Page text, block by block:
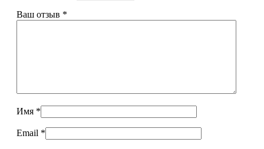
Ваш отзыв *
Имя *
Email *